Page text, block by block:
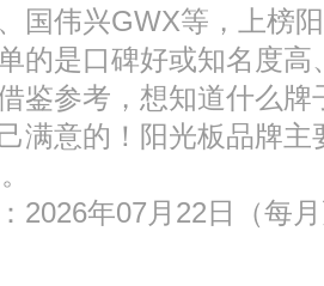
国伟兴GWX等，上榜
的是口碑好或知名度
鉴参考，想知道什么
满意的！阳光板品牌
2026年07月22日（每